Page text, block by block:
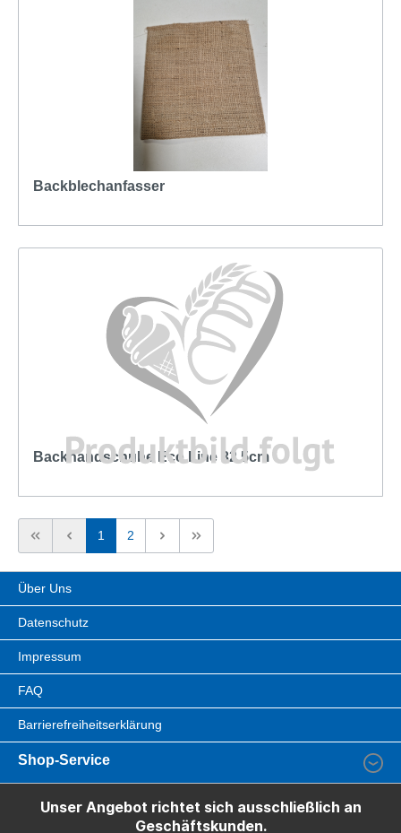
Backblechanfasser
Backhandschuhe Eco Line 32,5cm
1 2
Über Uns
Datenschutz
Impressum
FAQ
Barrierefreiheitserklärung
Shop-Service
Unser Angebot richtet sich ausschließlich an
Geschäftskunden.